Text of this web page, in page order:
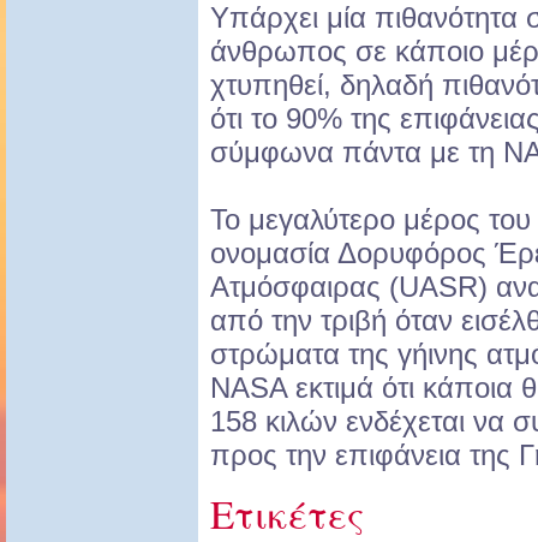
Υπάρχει μία πιθανότητα
άνθρωπος σε κάποιο
χτυπηθεί, δηλαδή
ότι το 90% της
σύμφωνα πάντα με τη
Το μεγαλύτερο μέρος
ονομασία Δορυφόρος
Ατμόσφαιρας (UASR)
από την τριβή όταν
στρώματα της γήινης
NASA εκτιμά ότι
158 κιλών ενδέχεται να
προς την επιφάνεια της
Ετικέτες